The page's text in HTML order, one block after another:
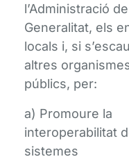
l’Administració
Generalitat, els
locals i, si
altres
públics, per:
a) Promoure la
interoperabilitat
sistemes